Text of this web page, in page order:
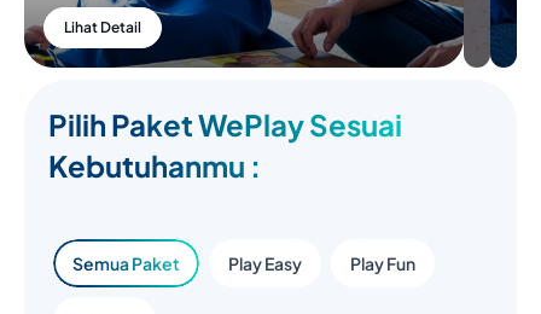
Lihat Detail
Pilih Paket WePlay Sesuai
Kebutuhanmu :
Semua Paket Play Easy Play Fun